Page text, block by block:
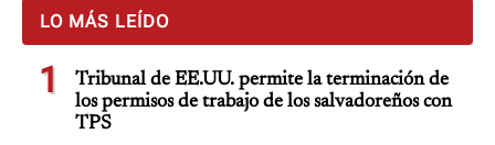
LO MÁS LEÍDO
1
Tribunal de EE.UU. permite la terminación de
los permisos de trabajo de los salvadoreños con
TPS